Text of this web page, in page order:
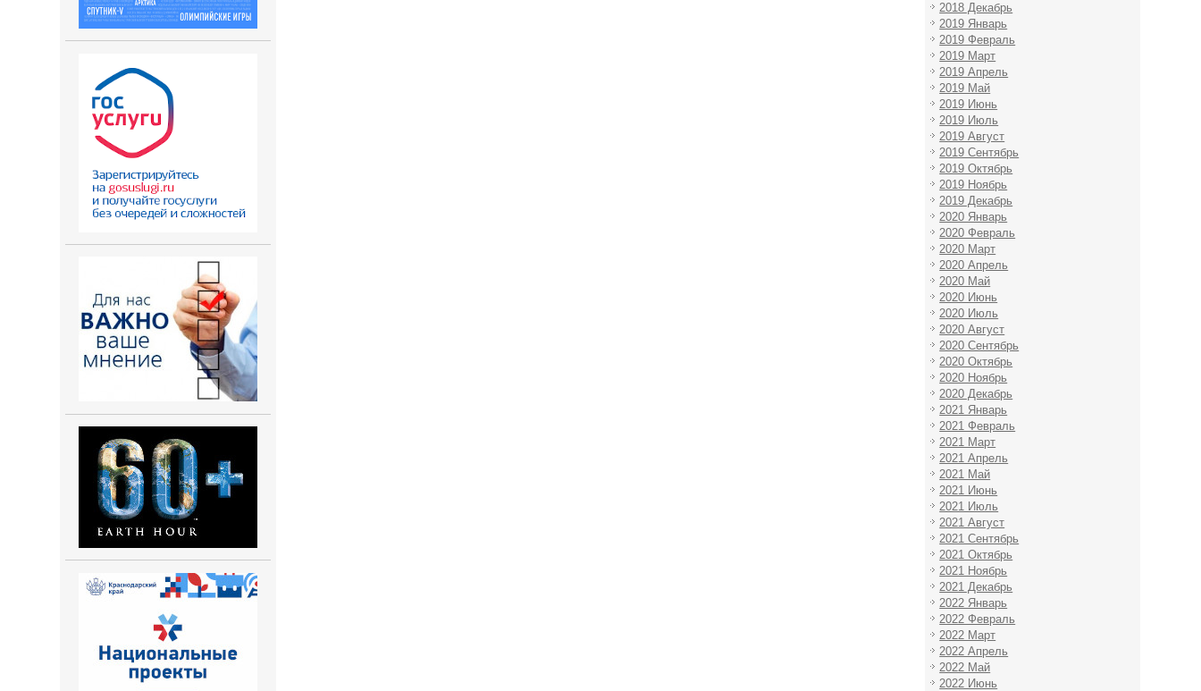
2018 Декабрь
2019 Январь
2019 Февраль
2019 Март
2019 Апрель
2019 Май
2019 Июнь
2019 Июль
2019 Август
2019 Сентябрь
2019 Октябрь
2019 Ноябрь
2019 Декабрь
2020 Январь
2020 Февраль
2020 Март
2020 Апрель
2020 Май
2020 Июнь
2020 Июль
2020 Август
2020 Сентябрь
2020 Октябрь
2020 Ноябрь
2020 Декабрь
2021 Январь
2021 Февраль
2021 Март
2021 Апрель
2021 Май
2021 Июнь
2021 Июль
2021 Август
2021 Сентябрь
2021 Октябрь
2021 Ноябрь
2021 Декабрь
2022 Январь
2022 Февраль
2022 Март
2022 Апрель
2022 Май
2022 Июнь